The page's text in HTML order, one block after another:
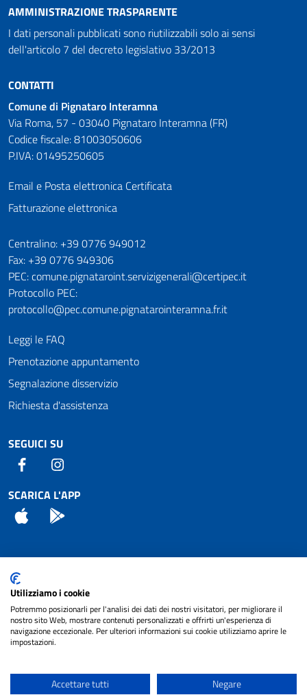
AMMINISTRAZIONE TRASPARENTE
I dati personali pubblicati sono riutilizzabili solo ai sensi
dell'articolo 7 del decreto legislativo 33/2013
CONTATTI
Comune di Pignataro Interamna
Via Roma, 57 - 03040 Pignataro Interamna (FR)
Codice fiscale: 81003050606
P.IVA: 01495250605
Email e Posta elettronica Certificata
Fatturazione elettronica
Numeri utili
Centralino: +39 0776 949012
Fax: +39 0776 949306
PEC: comune.pignataroint.servizigenerali@certipec.it
Protocollo PEC:
protocollo@pec.comune.pignatarointeramna.fr.it
Leggi le FAQ
Prenotazione appuntamento
Segnalazione disservizio
Richiesta d'assistenza
SEGUICI SU
Facebook
SCARICA L'APP
App Store
Attuazione Misure PNRR
Piano di miglioramento del sito
Note legali
cura diNET SMART
Utilizziamo i cookie
Potremmo posizionarli per l'analisi dei dati dei nostri visitatori, per migliorare il
nostro sito Web, mostrare contenuti personalizzati e offrirti un'esperienza di
navigazione eccezionale. Per ulteriori informazioni sui cookie utilizziamo aprire le
impostazioni.
Accettare tutti Negare